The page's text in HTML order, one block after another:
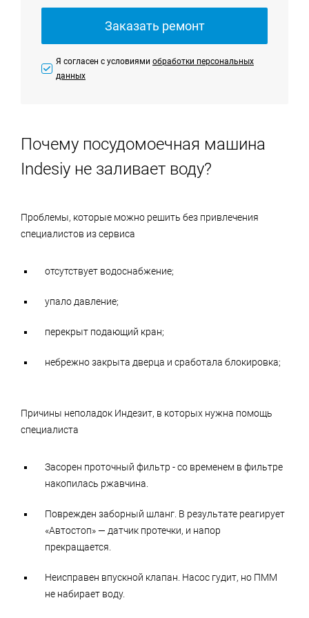
Заказать ремонт
Я согласен с условиями обработки персональных
данных
Почему посудомоечная машина
Indesiy не заливает воду?
Проблемы, которые можно решить без привлечения
специалистов из сервиса
отсутствует водоснабжение;
упало давление;
перекрыт подающий кран;
небрежно закрыта дверца и сработала блокировка;
Причины неполадок Индезит, в которых нужна помощь
специалиста
Засорен проточный фильтр - со временем в фильтре
накопилась ржавчина.
Поврежден заборный шланг. В результате реагирует
«Автостоп» — датчик протечки, и напор
прекращается.
Неисправен впускной клапан. Насос гудит, но ПММ
не набирает воду.